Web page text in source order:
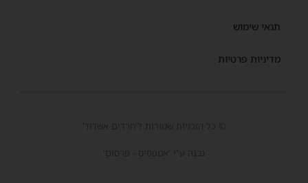
תנאי שימוש
מדיניות פרטיות
© כל הזכויות שמורות ל'חרדים אשדוד'
נבנה ע"י 'אמפסיס - פרסום'